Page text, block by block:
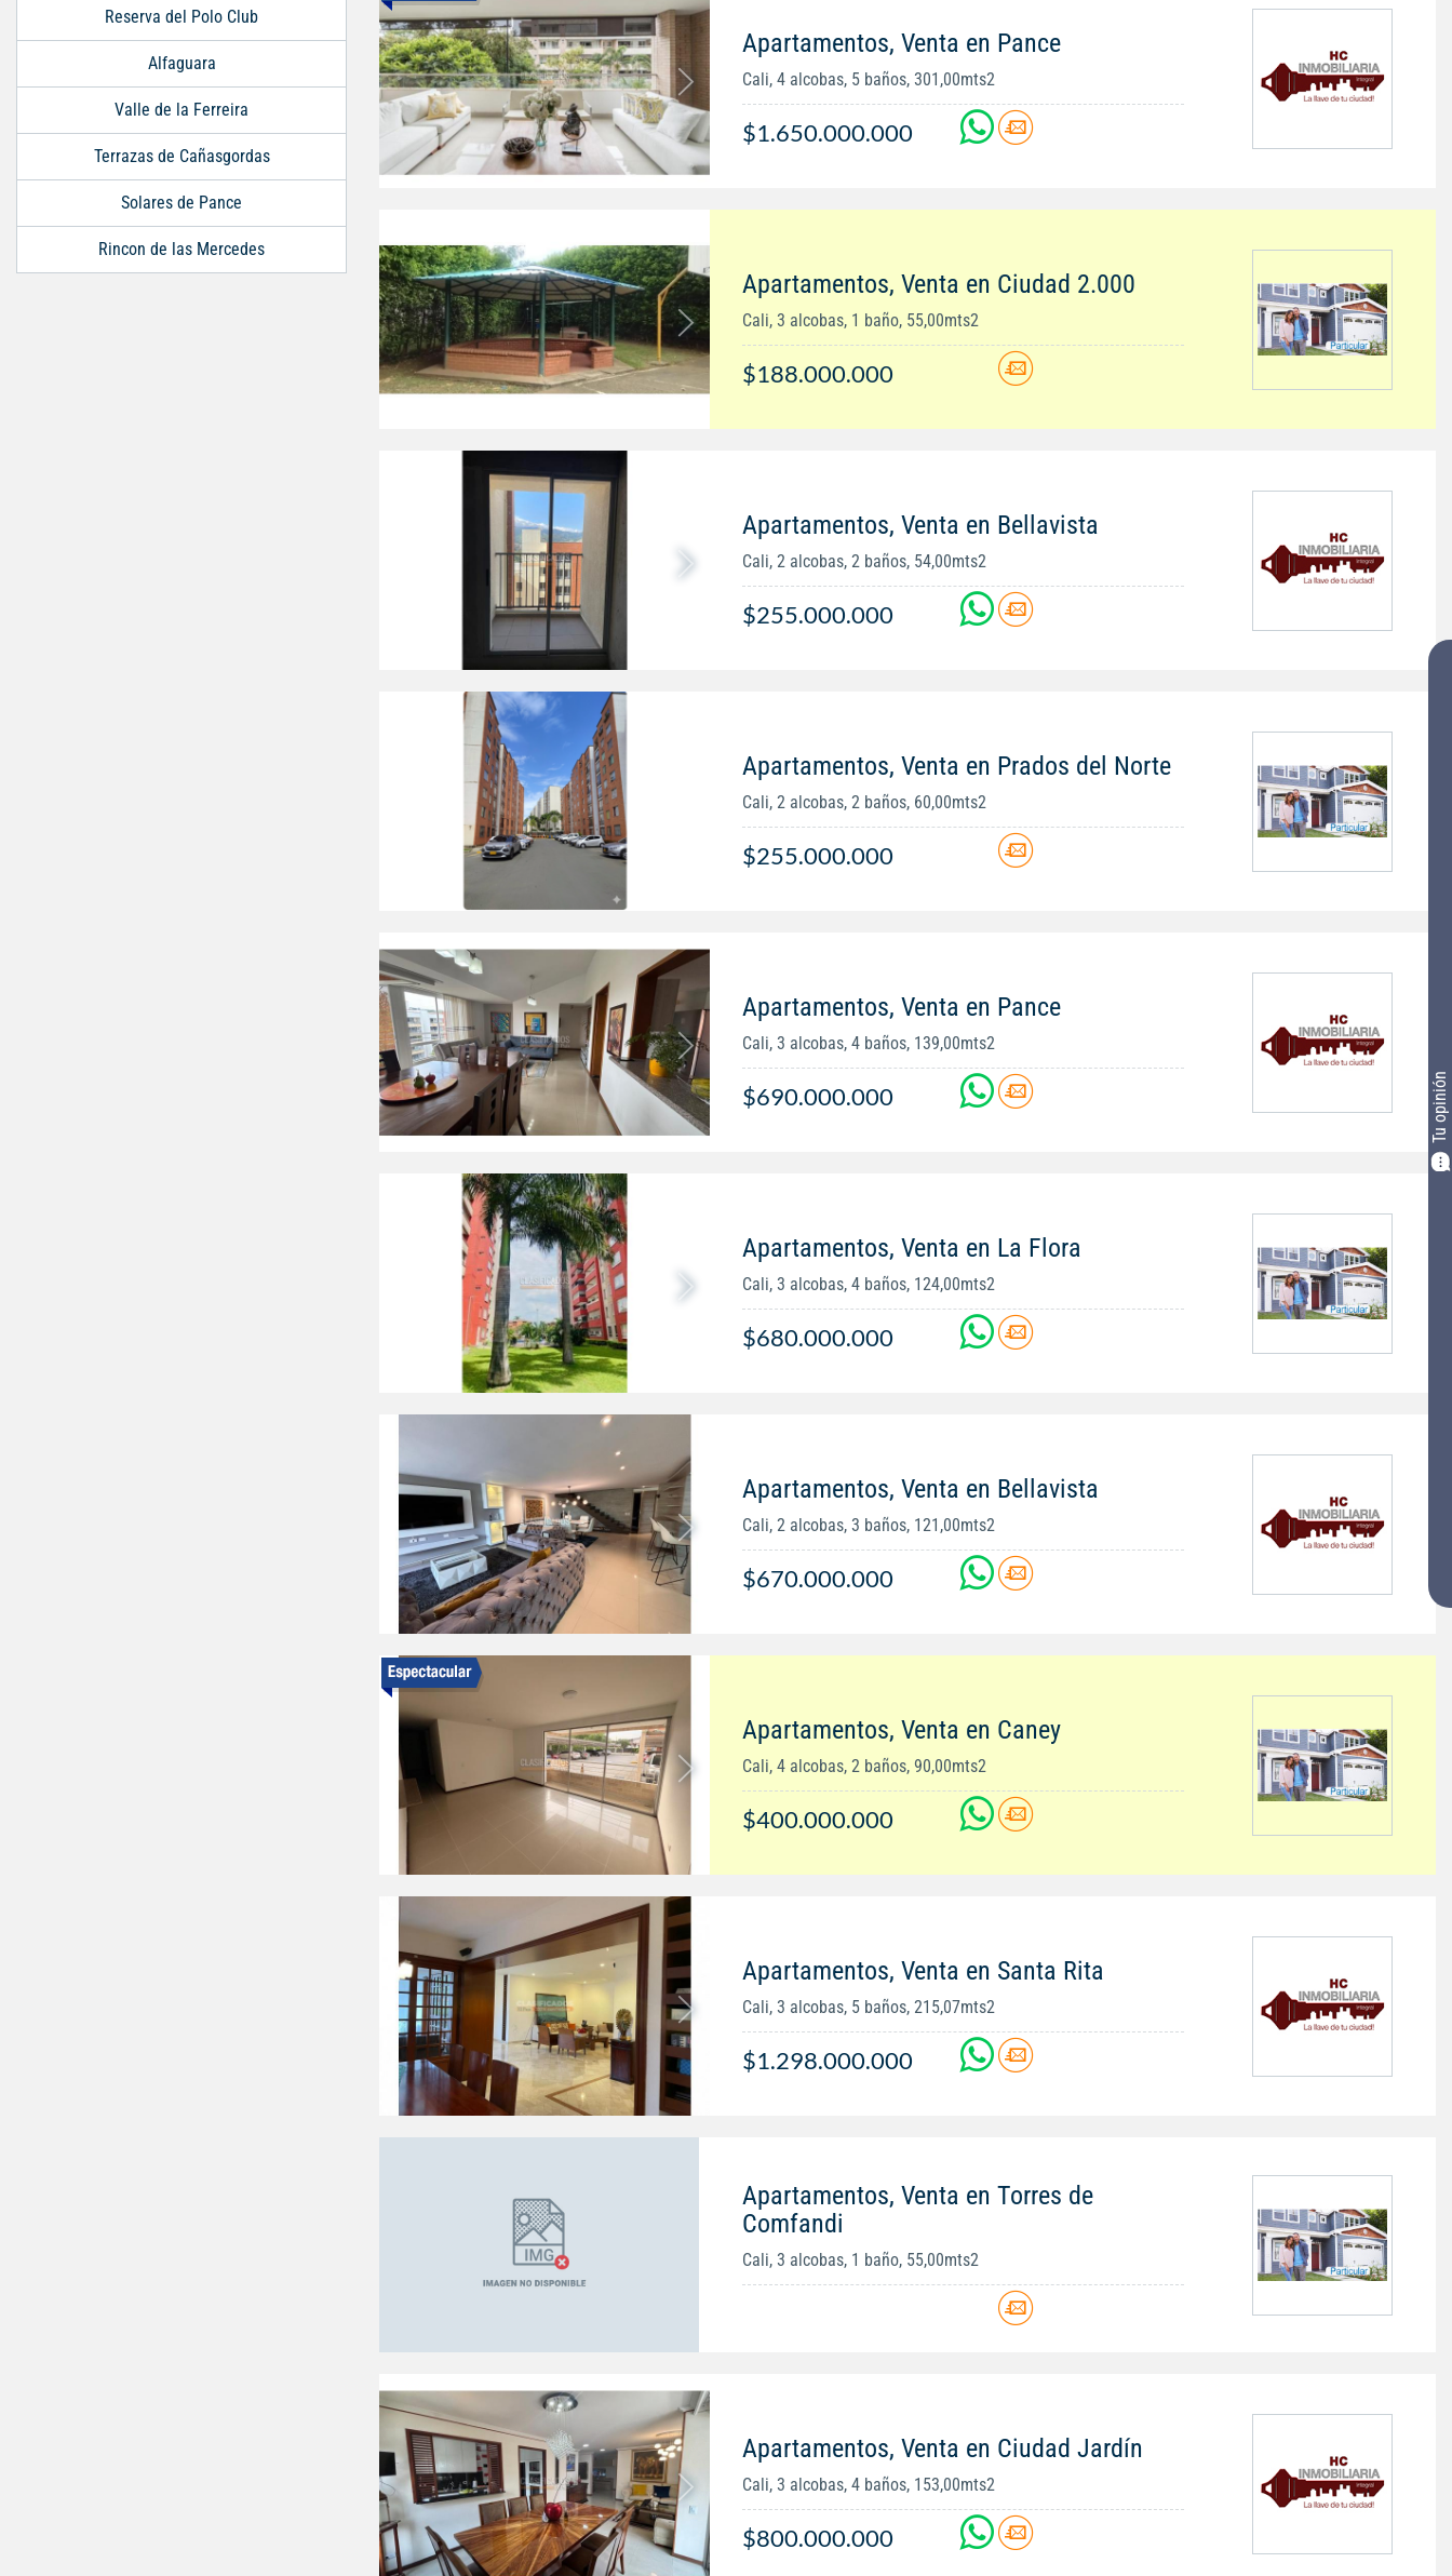
Tu opinión
Apartamentos, Venta en Pance
Cali, 4 alcobas, 5 baños, 301,00mts2
$1.650.000.000
Apartamentos, Venta en Ciudad 2.000
Cali, 3 alcobas, 1 baño, 55,00mts2
$188.000.000
Apartamentos, Venta en Bellavista
Cali, 2 alcobas, 2 baños, 54,00mts2
$255.000.000
Apartamentos, Venta en Prados del Norte
Cali, 2 alcobas, 2 baños, 60,00mts2
$255.000.000
Apartamentos, Venta en Pance
Cali, 3 alcobas, 4 baños, 139,00mts2
$690.000.000
Apartamentos, Venta en La Flora
Cali, 3 alcobas, 4 baños, 124,00mts2
$680.000.000
Apartamentos, Venta en Bellavista
Cali, 2 alcobas, 3 baños, 121,00mts2
$670.000.000
Apartamentos, Venta en Caney
Cali, 4 alcobas, 2 baños, 90,00mts2
$400.000.000
Apartamentos, Venta en Santa Rita
Cali, 3 alcobas, 5 baños, 215,07mts2
$1.298.000.000
Apartamentos, Venta en Torres de
Comfandi
Cali, 3 alcobas, 1 baño, 55,00mts2
Apartamentos, Venta en Ciudad Jardín
Cali, 3 alcobas, 4 baños, 153,00mts2
$800.000.000
Reserva del Polo Club
Alfaguara
Valle de la Ferreira
Terrazas de Cañasgordas
Solares de Pance
Rincon de las Mercedes